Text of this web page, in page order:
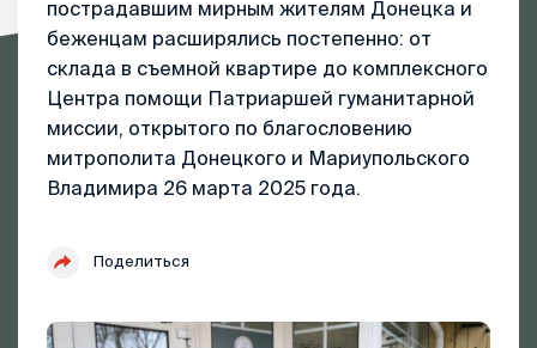
пострадавшим мирным жителям Донецка и
беженцам расширялись постепенно: от
склада в съемной квартире до комплексного
Центра помощи Патриаршей гуманитарной
миссии, открытого по благословению
митрополита Донецкого и Мариупольского
Владимира 26 марта 2025 года.
Поделиться